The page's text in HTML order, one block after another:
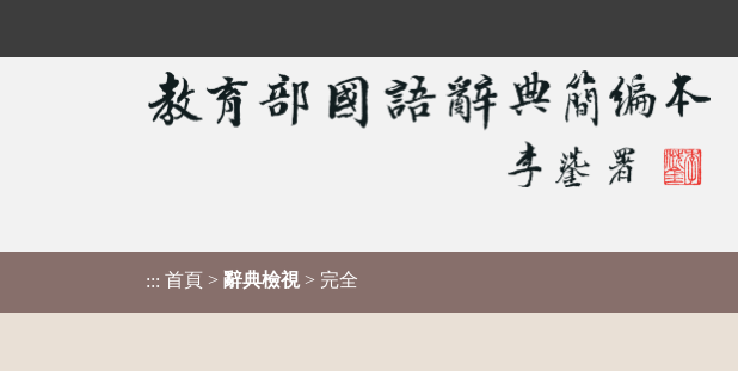
::: 首頁 > 辭典檢視 > 完全